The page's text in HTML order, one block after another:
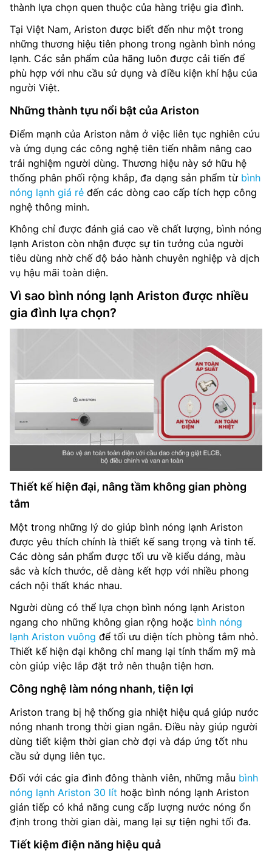
thành lựa chọn quen thuộc của hàng triệu gia đình.
Tại Việt Nam, Ariston được biết đến như một trong
những thương hiệu tiên phong trong ngành bình nóng
lạnh. Các sản phẩm của hãng luôn được cải tiến để
phù hợp với nhu cầu sử dụng và điều kiện khí hậu của
người Việt.
Những thành tựu nổi bật của Ariston
Điểm mạnh của Ariston nằm ở việc liên tục nghiên cứu
và ứng dụng các công nghệ tiên tiến nhằm nâng cao
trải nghiệm người dùng. Thương hiệu này sở hữu hệ
thống phân phối rộng khắp, đa dạng sản phẩm từ bình
nóng lạnh giá rẻ đến các dòng cao cấp tích hợp công
nghệ thông minh.
Không chỉ được đánh giá cao về chất lượng, bình nóng
lạnh Ariston còn nhận được sự tin tưởng của người
tiêu dùng nhờ chế độ bảo hành chuyên nghiệp và dịch
vụ hậu mãi toàn diện.
Vì sao bình nóng lạnh Ariston được nhiều
gia đình lựa chọn?
Thiết kế hiện đại, nâng tầm không gian phòng
tắm
Một trong những lý do giúp bình nóng lạnh Ariston
được yêu thích chính là thiết kế sang trọng và tinh tế.
Các dòng sản phẩm được tối ưu về kiểu dáng, màu
sắc và kích thước, dễ dàng kết hợp với nhiều phong
cách nội thất khác nhau.
Người dùng có thể lựa chọn bình nóng lạnh Ariston
ngang cho những không gian rộng hoặc bình nóng
lạnh Ariston vuông để tối ưu diện tích phòng tắm nhỏ.
Thiết kế hiện đại không chỉ mang lại tính thẩm mỹ mà
còn giúp việc lắp đặt trở nên thuận tiện hơn.
Công nghệ làm nóng nhanh, tiện lợi
Ariston trang bị hệ thống gia nhiệt hiệu quả giúp nước
nóng nhanh trong thời gian ngắn. Điều này giúp người
dùng tiết kiệm thời gian chờ đợi và đáp ứng tốt nhu
cầu sử dụng liên tục.
Đối với các gia đình đông thành viên, những mẫu bình
nóng lạnh Ariston 30 lít hoặc bình nóng lạnh Ariston
gián tiếp có khả năng cung cấp lượng nước nóng ổn
định trong thời gian dài, mang lại sự tiện nghi tối đa.
Tiết kiệm điện năng hiệu quả